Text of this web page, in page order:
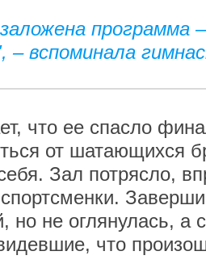
вспоминала
что ее спасло
от шатающихся
Зал потрясло,
но не оглянулась, а
что